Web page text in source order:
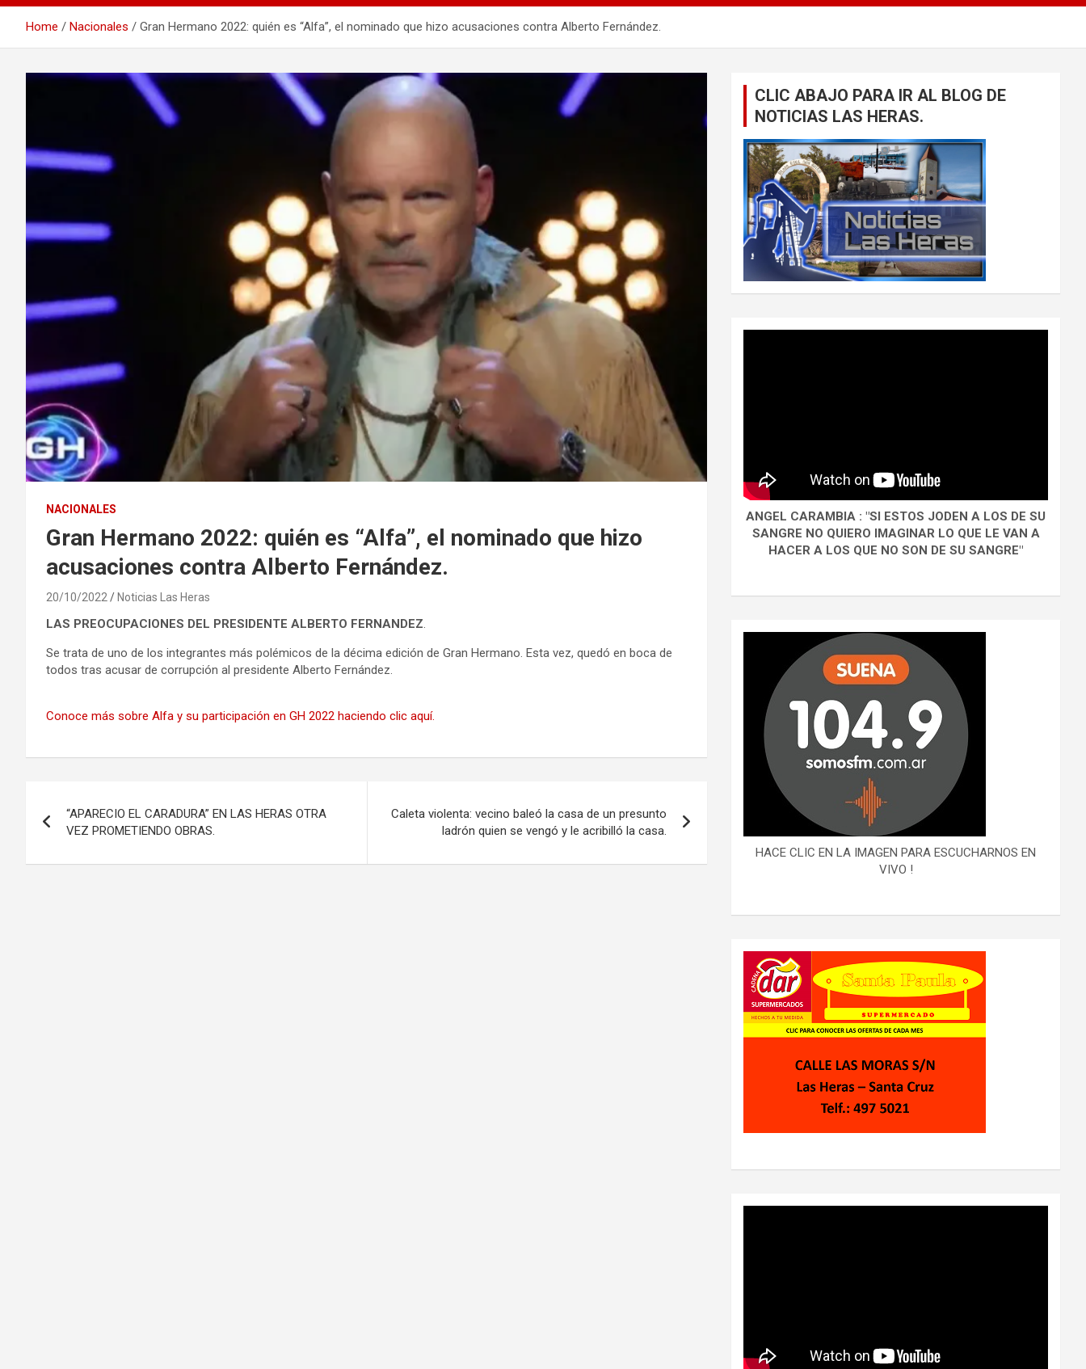
Home Nacionales Gran Hermano 2022: quién es “Alfa”, el nominado que hizo acusaciones contra Alberto Fernández.
NACIONALES
Gran Hermano 2022: quién es “Alfa”, el nominado que hizo
acusaciones contra Alberto Fernández.
20/10/2022 Noticias Las Heras
LAS PREOCUPACIONES DEL PRESIDENTE ALBERTO FERNANDEZ.
Se trata de uno de los integrantes más polémicos de la décima edición de Gran Hermano. Esta vez, quedó en boca de
todos tras acusar de corrupción al presidente Alberto Fernández.
Conoce más sobre Alfa y su participación en GH 2022 haciendo clic aquí.
de
entradas
“APARECIO EL CARADURA” EN LAS HERAS OTRA
VEZ PROMETIENDO OBRAS.
Caleta violenta: vecino baleó la casa de un presunto
ladrón quien se vengó y le acribilló la casa.
CLIC ABAJO PARA IR AL BLOG DE
NOTICIAS LAS HERAS.
ANGEL CARAMBIA : "SI ESTOS JODEN A LOS DE SU
SANGRE NO QUIERO IMAGINAR LO QUE LE VAN A
HACER A LOS QUE NO SON DE SU SANGRE"
HACE CLIC EN LA IMAGEN PARA ESCUCHARNOS EN
VIVO !